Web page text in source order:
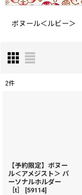
ボヌール＜ルビー＞
2件
【予約限定】ボヌー
ル＜アメジスト＞ パ
ーソナルホルダー
［t］
[59114]